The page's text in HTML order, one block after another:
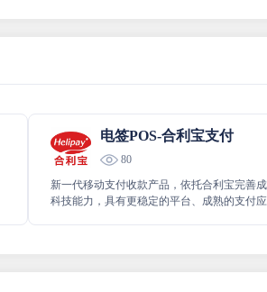
电签POS-合利宝支付
80
新一代移动支付收款产品，依托合利宝完善
科技能力，具有更稳定的平台、成熟的支付